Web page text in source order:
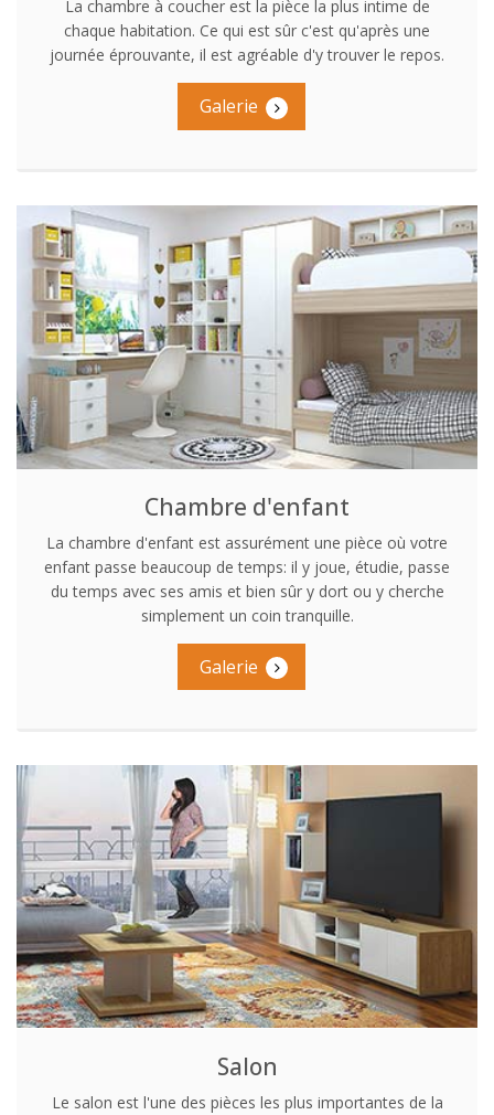
La chambre à coucher est la pièce la plus intime de
chaque habitation. Ce qui est sûr c'est qu'après une
journée éprouvante, il est agréable d'y trouver le repos.
Galerie
Chambre d'enfant
La chambre d'enfant est assurément une pièce où votre
enfant passe beaucoup de temps: il y joue, étudie, passe
du temps avec ses amis et bien sûr y dort ou y cherche
simplement un coin tranquille.
Galerie
Salon
Le salon est l'une des pièces les plus importantes de la